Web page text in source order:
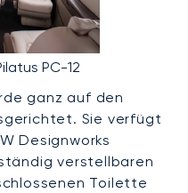
PC-12
ganz auf den
Sie verfügt
Designworks
verstellbaren
Toilette